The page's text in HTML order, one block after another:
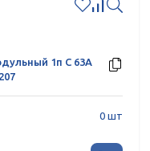
1п C 63А
0 шт